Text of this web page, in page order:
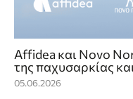
Affidea και Novo
της παχυσαρκίας
05.06.2026